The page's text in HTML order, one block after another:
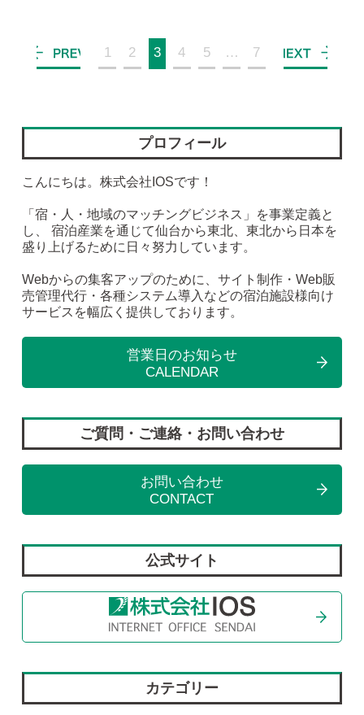
1 2 3 4 5 … 7
プロフィール
こんにちは。株式会社IOSです！
「宿・人・地域のマッチングビジネス」を事業定義と
し、 宿泊産業を通じて仙台から東北、東北から日本を
盛り上げるために日々努力しています。
Webからの集客アップのために、サイト制作・Web販
売管理代行・各種システム導入などの宿泊施設様向け
サービスを幅広く提供しております。
営業日のお知らせ
CALENDAR
ご質問・ご連絡・お問い合わせ
お問い合わせ
CONTACT
公式サイト
カテゴリー